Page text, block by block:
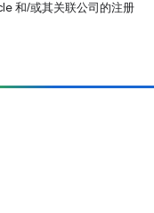
和/或其关联公司的注册